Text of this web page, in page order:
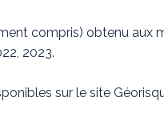
compris) obtenu aux
2023.
sur le site